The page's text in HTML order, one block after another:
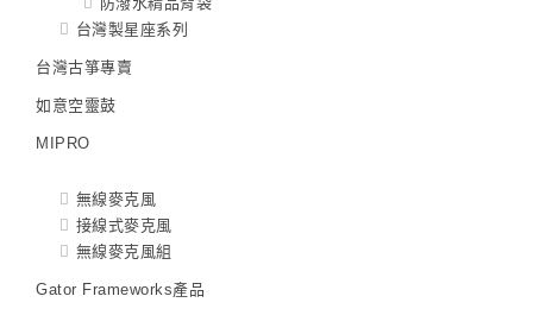
台灣製星座系列
台灣古箏專賣
如意空靈鼓
MIPRO
無線麥克風
接線式麥克風
無線麥克風組
Gator Frameworks產品